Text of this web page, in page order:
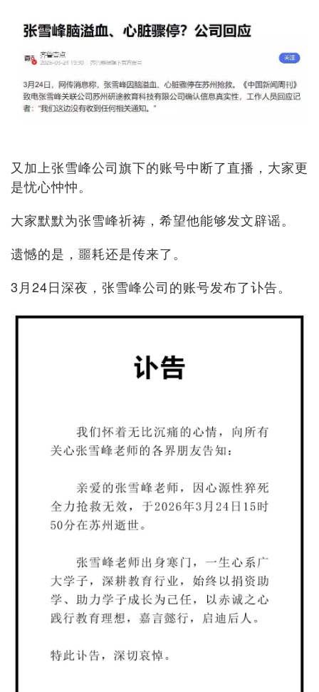
又加上张雪峰公司旗下的账号中断了直播，大家更
是忧心忡忡。
大家默默为张雪峰祈祷，希望他能够发文辟谣。
遗憾的是，噩耗还是传来了。
3月24日深夜，张雪峰公司的账号发布了讣告。